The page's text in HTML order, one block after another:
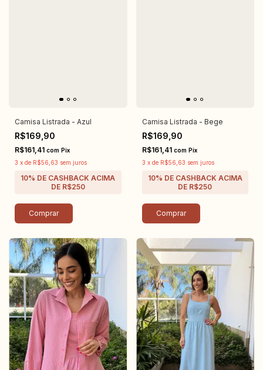
Camisa Listrada - Azul
R$169,90
R$161,41 com Pix
3 x de R$56,63 sem juros
Comprar
Camisa Listrada - Bege
R$169,90
R$161,41 com Pix
3 x de R$56,63 sem juros
Comprar